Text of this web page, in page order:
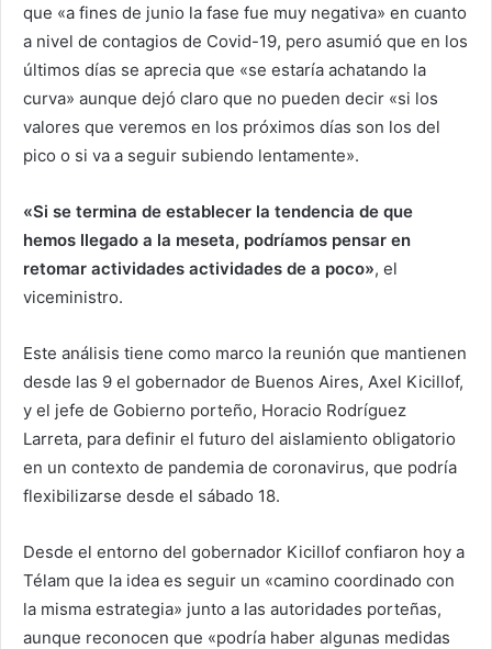
que «a fines de junio la fase fue muy negativa» en cuanto
a nivel de contagios de Covid-19, pero asumió que en los
últimos días se aprecia que «se estaría achatando la
curva» aunque dejó claro que no pueden decir «si los
valores que veremos en los próximos días son los del
pico o si va a seguir subiendo lentamente».
«Si se termina de establecer la tendencia de que
hemos llegado a la meseta, podríamos pensar en
retomar actividades actividades de a poco», el
viceministro.
Este análisis tiene como marco la reunión que mantienen
desde las 9 el gobernador de Buenos Aires, Axel Kicillof,
y el jefe de Gobierno porteño, Horacio Rodríguez
Larreta, para definir el futuro del aislamiento obligatorio
en un contexto de pandemia de coronavirus, que podría
flexibilizarse desde el sábado 18.
Desde el entorno del gobernador Kicillof confiaron hoy a
Télam que la idea es seguir un «camino coordinado con
la misma estrategia» junto a las autoridades porteñas,
aunque reconocen que «podría haber algunas medidas